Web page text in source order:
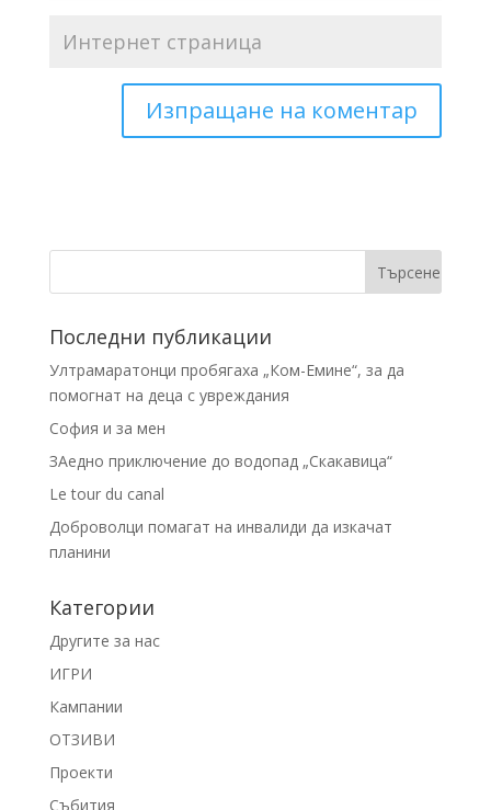
Последни публикации
Ултрамаратонци пробягаха „Ком-Емине“, за да
помогнат на деца с увреждания
София и за мен
ЗАедно приключение до водопад „Скакавица“
Le tour du canal
Доброволци помагат на инвалиди да изкачат
планини
Категории
Другите за нас
ИГРИ
Кампании
ОТЗИВИ
Проекти
Събития